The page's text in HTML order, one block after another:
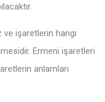
ve işaretlerin hangi
Ermeni işaretleri
anlamları